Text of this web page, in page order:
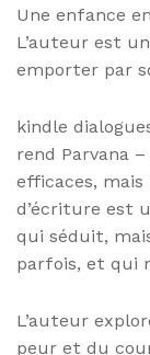
Une enfance
L’auteur est
emporter par
kindle
rend Parvana
efficaces, mais
d’écriture est
qui séduit,
parfois, et qui
L’auteur
peur et du